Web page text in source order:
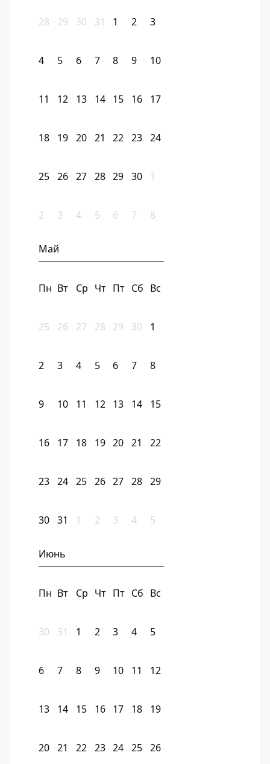
28 29 30 31 1 2 3
4 5 6 7 8 9 10
11 12 13 14 15 16 17
18 19 20 21 22 23 24
25 26 27 28 29 30 1
2 3 4 5 6 7 8
Май
Пн Вт Ср Чт Пт Сб Вс
25 26 27 28 29 30 1
2 3 4 5 6 7 8
9 10 11 12 13 14 15
16 17 18 19 20 21 22
23 24 25 26 27 28 29
30 31 1 2 3 4 5
Июнь
Пн Вт Ср Чт Пт Сб Вс
30 31 1 2 3 4 5
6 7 8 9 10 11 12
13 14 15 16 17 18 19
20 21 22 23 24 25 26